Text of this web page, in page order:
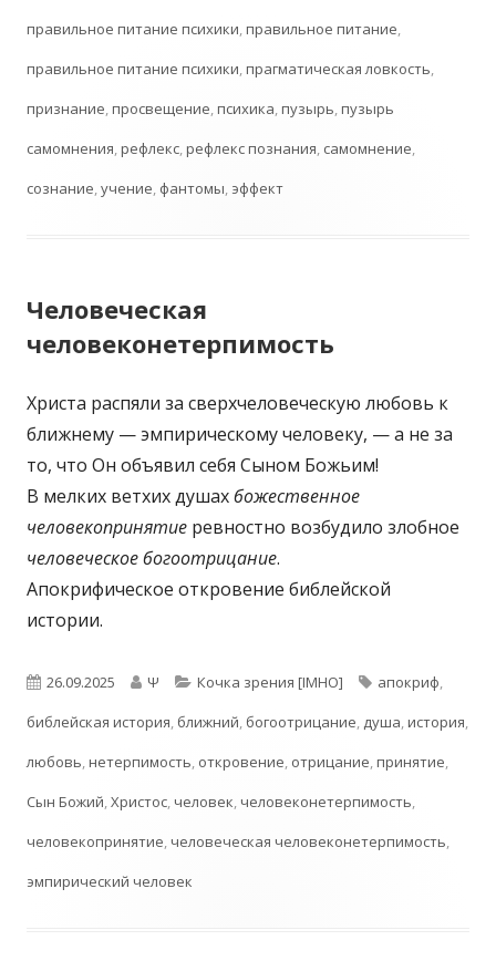
правильное питание психики,правильное питание,
правильное питание психики,прагматическая ловкость,
признание,просвещение,психика,пузырь,пузырь
самомнения,рефлекс,рефлекс познания, самомнение,
сознание,учение, фантомы, эффект
Человеческая
человеконетерпимость
Христа распяли за сверхчеловеческую любовь к
ближнему — эмпирическому человеку, — а не за
то, что Он объявил себя Сыном Божьим!
В мелких ветхих душахбожественное
человекопринятие ревностно возбудило злобное
человеческое богоотрицание.
Апокрифическое откровение библейской
истории.
Опубликовано
26.09.2025 Автор
Ψ Рубрики
Кочка зрения [IMHO] Метки
апокриф,
библейская история, ближний, богоотрицание, душа,история,
любовь,нетерпимость, откровение, отрицание,принятие,
Сын Божий,Христос,человек,человеконетерпимость,
человекопринятие,человеческая человеконетерпимость,
эмпирический человек